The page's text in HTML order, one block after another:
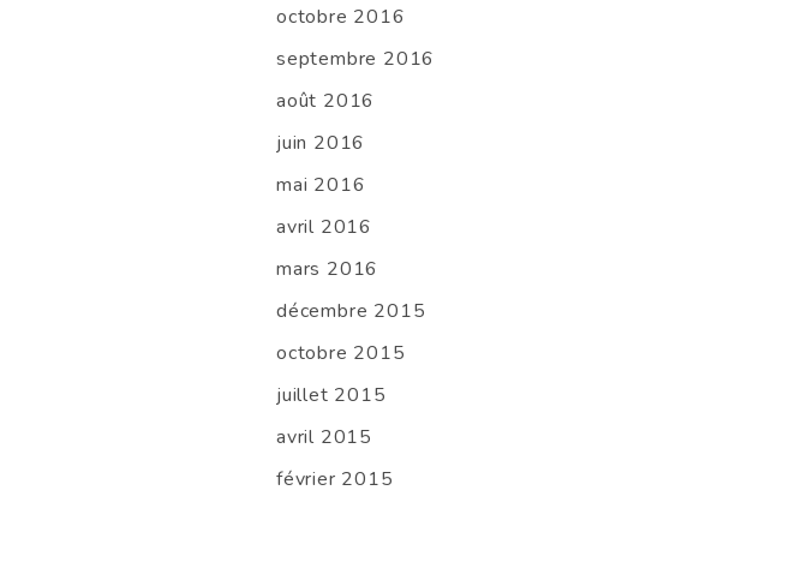
octobre 2016
septembre 2016
août 2016
juin 2016
mai 2016
avril 2016
mars 2016
décembre 2015
octobre 2015
juillet 2015
avril 2015
février 2015